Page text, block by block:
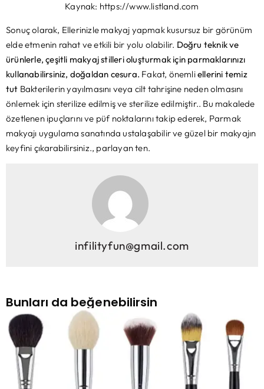
Kaynak: https://www.listland.com
Sonuç olarak, Ellerinizle makyaj yapmak kusursuz bir görünüm
elde etmenin rahat ve etkili bir yolu olabilir. Doğru teknik ve
ürünlerle, çeşitli makyaj stilleri oluşturmak için parmaklarınızı
kullanabilirsiniz, doğaldan cesura. Fakat, önemliellerini temiz
tut Bakterilerin yayılmasını veya cilt tahrişine neden olmasını
önlemek için sterilize edilmiş ve sterilize edilmiştir.. Bu makalede
özetlenen ipuçlarını ve püf noktalarını takip ederek, Parmak
makyajı uygulama sanatında ustalaşabilir ve güzel bir makyajın
keyfini çıkarabilirsiniz., parlayan ten.
infilityfun@gmail.com
Bunları da beğenebilirsin